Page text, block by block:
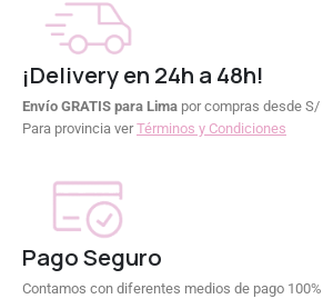
¡Delivery en 24h a 48h!
Envío GRATIS para Lima por compras desde S/
Para provincia verTérminos y Condiciones
Pago Seguro
Contamos con diferentes medios de pago